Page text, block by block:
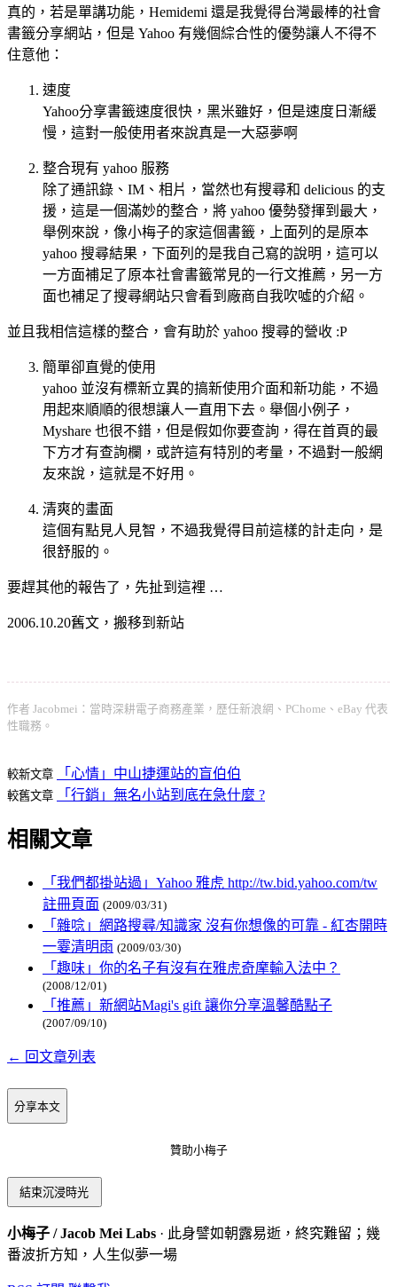
真的，若是單講功能，Hemidemi 還是我覺得台灣最棒的社會
書籤分享網站，但是 Yahoo 有幾個綜合性的優勢讓人不得不
住意他：
速度
Yahoo分享書籤速度很快，黑米雖好，但是速度日漸緩
慢，這對一般使用者來說真是一大惡夢啊
整合現有 yahoo 服務
除了通訊錄、IM、相片，當然也有搜尋和 delicious 的支
援，這是一個滿妙的整合，將 yahoo 優勢發揮到最大，
舉例來說，像小梅子的家這個書籤，上面列的是原本
yahoo 搜尋結果，下面列的是我自己寫的說明，這可以
一方面補足了原本社會書籤常見的一行文推薦，另一方
面也補足了搜尋網站只會看到廠商自我吹噓的介紹。
並且我相信這樣的整合，會有助於 yahoo 搜尋的營收 :P
簡單卻直覺的使用
yahoo 並沒有標新立異的搞新使用介面和新功能，不過
用起來順順的很想讓人一直用下去。舉個小例子，
Myshare 也很不錯，但是假如你要查詢，得在首頁的最
下方才有查詢欄，或許這有特別的考量，不過對一般網
友來說，這就是不好用。
清爽的畫面
這個有點見人見智，不過我覺得目前這樣的計走向，是
很舒服的。
要趕其他的報告了，先扯到這裡 …
2006.10.20舊文，搬移到新站
作者 Jacobmei：當時深耕電子商務產業，歷任新浪網、PChome、eBay 代表
性職務。
較新文章 「心情」中山捷運站的盲伯伯
較舊文章 「行銷」無名小站到底在急什麼 ?
相關文章
「我們都掛站過」Yahoo 雅虎 http://tw.bid.yahoo.com/tw
註冊頁面 (2009/03/31)
「雜唸」網路搜尋/知識家 沒有你想像的可靠 - 紅杏開時
一霎清明雨 (2009/03/30)
「趣味」你的名子有沒有在雅虎奇摩輸入法中？
(2008/12/01)
「推薦」新網站Magi's gift 讓你分享溫馨酷點子
(2007/09/10)
← 回文章列表
分享本文
贊助小梅子
結束沉浸時光
小梅子 / Jacob Mei Labs · 此身譬如朝露易逝，終究難留；幾
番波折方知，人生似夢一場